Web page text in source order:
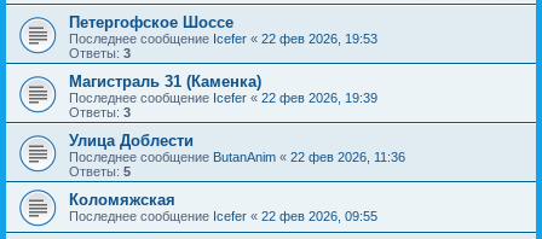
Петергофское Шоссе
Последнее сообщение Icefer « 22 фев 2026, 19:53
Ответы: 3
Магистраль 31 (Каменка)
Последнее сообщение Icefer « 22 фев 2026, 19:39
Ответы: 3
Улица Доблести
Последнее сообщение ButanAnim « 22 фев 2026, 11:36
Ответы: 5
Коломяжская
Последнее сообщение Icefer « 22 фев 2026, 09:55